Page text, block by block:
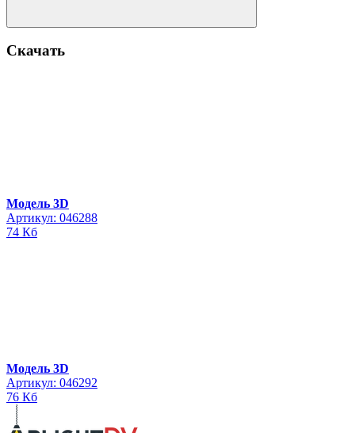
Скачать
Модель 3D
Артикул: 046288
74 Кб
Модель 3D
Артикул: 046292
76 Кб